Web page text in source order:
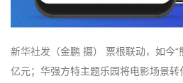
新华社发（金鹏 摄） 票根联动，如今
亿元；华强方特主题乐园将电影场景